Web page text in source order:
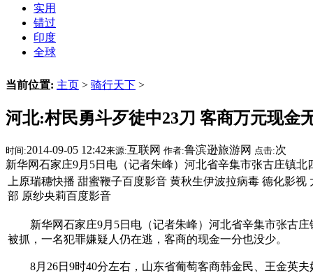
实用
错过
印度
全球
当前位置: 主页 > 骑行天下 >
河北:村民勇斗歹徒中23刀 客商万元现金
时间:2014-09-05 12:42来源:互联网 作者:鲁滨逊旅游网 点击:次
新华网石家庄9月5日电（记者朱峰）河北省辛集市张古庄镇
上原瑞穗快播 甜蜜鞭子百度影音 黄秋生伊波拉病毒 德化影
部 原纱央莉百度影音
新华网石家庄9月5日电（记者朱峰）河北省辛集市张古庄
被抓，一名犯罪嫌疑人仍在逃，客商的现金一分也没少。
8月26日9时40分左右，山东省葡萄客商韩金民、王金英夫